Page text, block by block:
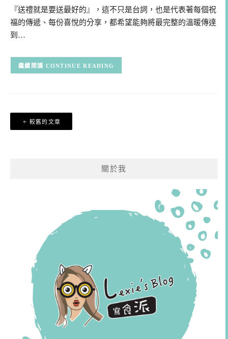
『送禮就是要送最好的』，這不只是台詞，也是代表著每個祝
福的傳遞、每份喜悅的分享，都希望能夠將最完整的溫暖傳達
到…
CONTINUE READING
文
章
較舊的文章
關於我